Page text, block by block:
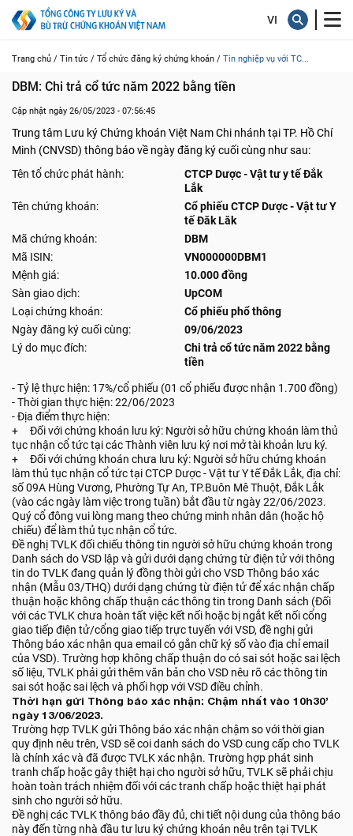
Trang chủ / Tin tức / Tổ chức đăng ký chứng khoán / Tin nghiệp vụ với TC...
DBM: Chi trả cổ tức năm 2022 bằng tiền
Cập nhật ngày 26/05/2023 - 07:56:45
Trung tâm Lưu ký Chứng khoán Việt Nam Chi nhánh tại TP. Hồ Chí
Minh (CNVSD) thông báo về ngày đăng ký cuối cùng như sau:
Tên tổ chức phát hành:
CTCP Dược - Vật tư y tế Đắk
Lắk
Tên chứng khoán:
Cổ phiếu CTCP Dược - Vật tư Y
tế Đăk Lăk
Mã chứng khoán:
DBM
Mã ISIN:
VN000000DBM1
Mệnh giá:
10.000 đồng
Sàn giao dịch:
UpCOM
Loại chứng khoán:
Cổ phiếu phổ thông
Ngày đăng ký cuối cùng:
09/06/2023
Lý do mục đích:
Chi trả cổ tức năm 2022 bằng
tiền
- Tỷ lệ thực hiện: 17%/cổ phiếu (01 cổ phiếu được nhận 1.700 đồng)
- Thời gian thực hiện: 22/06/2023
- Địa điểm thực hiện:
+ Đối với chứng khoán lưu ký: Người sở hữu chứng khoán làm thủ
tục nhận cổ tức tại các Thành viên lưu ký nơi mở tài khoản lưu ký.
+ Đối với chứng khoán chưa lưu ký: Người sở hữu chứng khoán
làm thủ tục nhận cổ tức tại CTCP Dược - Vật tư Y tế Đắk Lắk, địa chỉ:
số 09A Hùng Vương, Phường Tự An, TP.Buôn Mê Thuột, Đắk Lắk
(vào các ngày làm việc trong tuần) bắt đầu từ ngày 22/06/2023.
Quý cổ đông vui lòng mang theo chứng minh nhân dân (hoặc hộ
chiếu) để làm thủ tục nhận cổ tức.
Đề nghị TVLK đối chiếu thông tin người sở hữu chứng khoán trong
Danh sách do VSD lập và gửi dưới dạng chứng từ điện tử với thông
tin do TVLK đang quản lý đồng thời gửi cho VSD Thông báo xác
nhận (Mẫu 03/THQ) dưới dạng chứng từ điện tử để xác nhận chấp
thuận hoặc không chấp thuận các thông tin trong Danh sách (Đối
với các TVLK chưa hoàn tất việc kết nối hoặc bị ngắt kết nối cổng
giao tiếp điện tử/cổng giao tiếp trực tuyến với VSD, đề nghị gửi
Thông báo xác nhận qua email có gắn chữ ký số vào địa chỉ email
của VSD). Trường hợp không chấp thuận do có sai sót hoặc sai lệch
số liệu, TVLK phải gửi thêm văn bản cho VSD nêu rõ các thông tin
sai sót hoặc sai lệch và phối hợp với VSD điều chỉnh.
Thời hạn gửi Thông báo xác nhận: Chậm nhất vào 10h30’
ngày 13/06/2023.
Trường hợp TVLK gửi Thông báo xác nhận chậm so với thời gian
quy định nêu trên, VSD sẽ coi danh sách do VSD cung cấp cho TVLK
là chính xác và đã được TVLK xác nhận. Trường hợp phát sinh
tranh chấp hoặc gây thiệt hại cho người sở hữu, TVLK sẽ phải chịu
hoàn toàn trách nhiệm đối với các tranh chấp hoặc thiệt hại phát
sinh cho người sở hữu.
Đề nghị các TVLK thông báo đầy đủ, chi tiết nội dung của thông báo
này đến từng nhà đầu tư lưu ký chứng khoán nêu trên tại TVLK